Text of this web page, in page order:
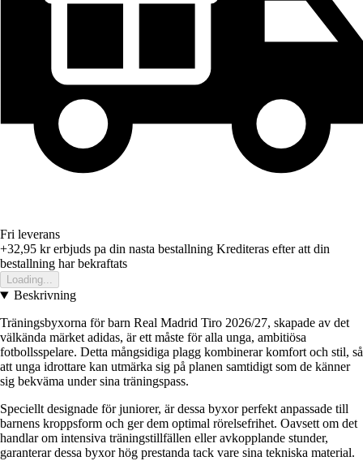
Fri leverans
+32,95 krerbjuds pa din nasta bestallning Krediteras efter att din
bestallning har bekraftats
Loading...
Beskrivning
Träningsbyxorna för barn Real Madrid Tiro 2026/27, skapade av det
välkända märket adidas, är ett måste för alla unga, ambitiösa
fotbollsspelare. Detta mångsidiga plagg kombinerar komfort och stil, så
att unga idrottare kan utmärka sig på planen samtidigt som de känner
sig bekväma under sina träningspass.
Speciellt designade för juniorer, är dessa byxor perfekt anpassade till
barnens kroppsform och ger dem optimal rörelsefrihet. Oavsett om det
handlar om intensiva träningstillfällen eller avkopplande stunder,
garanterar dessa byxor hög prestanda tack vare sina tekniska material.